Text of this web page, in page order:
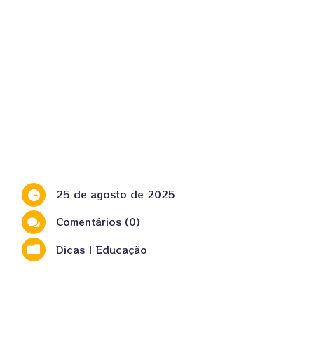
 25 de agosto de 2025
 Comentários (0)
 Dicas |Educação